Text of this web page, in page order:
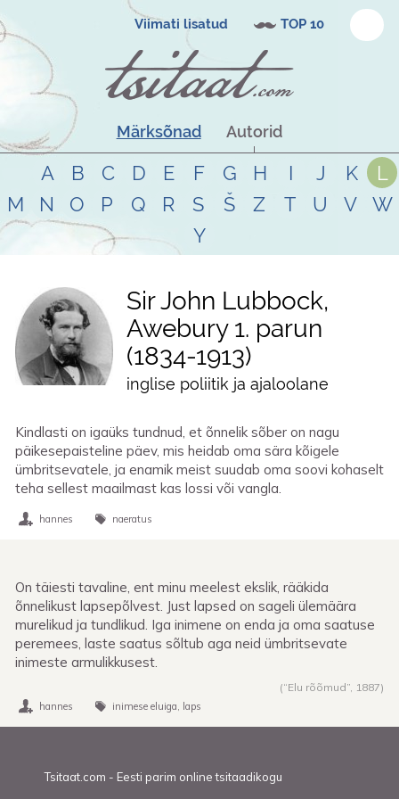
Viimati lisatud TOP 10
Märksõnad Autorid
A B C D E F G H I J K
L
M
N O P Q R S Š Z T U V
W
Y
Sir John Lubbock,
Awebury 1. parun
1834-1913
inglise poliitik ja ajaloolane
Kindlasti on igaüks tundnud, et õnnelik sõber on nagu
päikesepaisteline päev, mis heidab oma sära kõigele
ümbritsevatele, ja enamik meist suudab oma soovi kohaselt
teha sellest maailmast kas lossi või vangla.
hannes naeratus
On täiesti tavaline, ent minu meelest ekslik, rääkida
õnnelikust lapsepõlvest. Just lapsed on sageli ülemäära
murelikud ja tundlikud. Iga inimene on enda ja oma saatuse
peremees, laste saatus sõltub aga neid ümbritsevate
inimeste armulikkusest.
(“Elu rõõmud”, 1887)
hannes inimese eluiga laps
Tsitaat.com - Eesti parim online tsitaadikogu